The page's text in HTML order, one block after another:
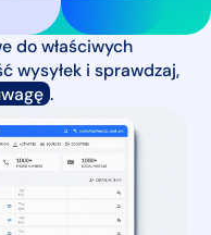
do właściwych
wysyłek i sprawdzaj,
.